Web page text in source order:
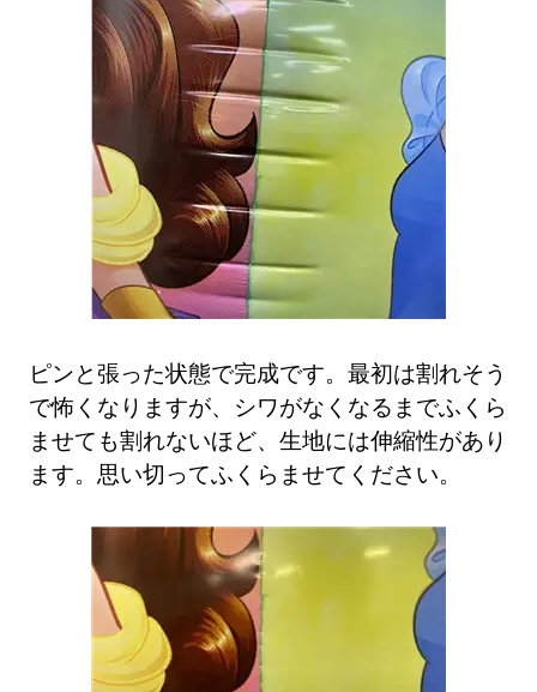
ピンと張った状態で完成です。最初は割れそう
で怖くなりますが、シワがなくなるまでふくら
ませても割れないほど、生地には伸縮性があり
ます。思い切ってふくらませてください。